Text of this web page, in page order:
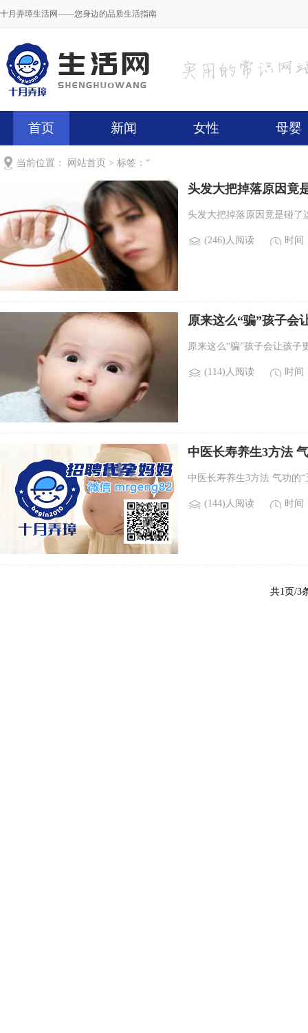
十月弄璋生活网——您身边的品质生活指南
首页 新闻 女性 母婴
当前位置： 网站首页 > 标签：“
头发大把掉落原因竟
头发大把掉落原因竟是碰了
(246)人阅读 时间
原来这么“骗”孩子会
原来这么“骗”孩子会让孩子
(114)人阅读 时间
中医长寿养生3方法
中医长寿养生3方法 气功的
(144)人阅读 时间
共1页/3